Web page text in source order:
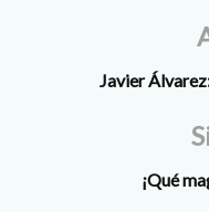
Javier
¡Qué